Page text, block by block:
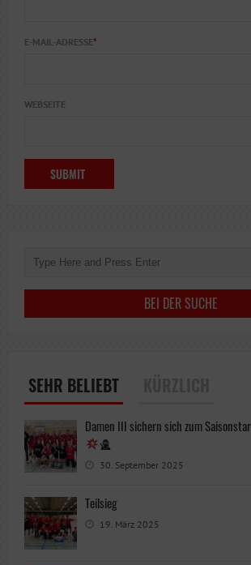
E-MAIL-ADRESSE*
WEBSEITE
SEHR BELIEBT
Damen III sichern sich zum
30. September 2025
Teilsieg
19. März 2025